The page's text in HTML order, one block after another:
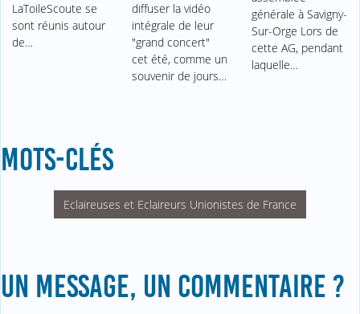
LaToileScoute se
sont réunis autour
de…
diffuser la vidéo
intégrale de leur
"grand concert"
cet été, comme un
souvenir de jours…
générale à Savigny-
Sur-Orge Lors de
cette AG, pendant
laquelle…
MOTS-CLÉS
Eclaireuses et Eclaireurs Unionistes de France
UN MESSAGE, UN COMMENTAIRE ?